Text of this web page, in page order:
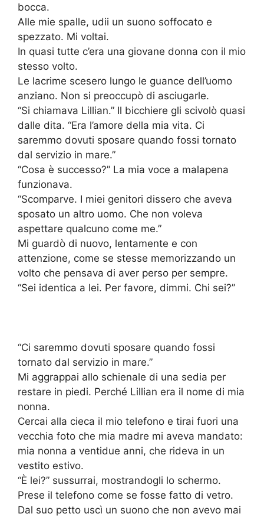
bocca.
Alle mie spalle, udii un suono soffocato e
spezzato. Mi voltai.
In quasi tutte c’era una giovane donna con il mio
stesso volto.
Le lacrime scesero lungo le guance dell’uomo
anziano. Non si preoccupò di asciugarle.
“Si chiamava Lillian.” Il bicchiere gli scivolò quasi
dalle dita. “Era l’amore della mia vita. Ci
saremmo dovuti sposare quando fossi tornato
dal servizio in mare.”
“Cosa è successo?” La mia voce a malapena
funzionava.
“Scomparve. I miei genitori dissero che aveva
sposato un altro uomo. Che non voleva
aspettare qualcuno come me.”
Mi guardò di nuovo, lentamente e con
attenzione, come se stesse memorizzando un
volto che pensava di aver perso per sempre.
“Sei identica a lei. Per favore, dimmi. Chi sei?”
“Ci saremmo dovuti sposare quando fossi
tornato dal servizio in mare.”
Mi aggrappai allo schienale di una sedia per
restare in piedi. Perché Lillian era il nome di mia
nonna.
Cercai alla cieca il mio telefono e tirai fuori una
vecchia foto che mia madre mi aveva mandato:
mia nonna a ventidue anni, che rideva in un
vestito estivo.
“È lei?” sussurrai, mostrandogli lo schermo.
Prese il telefono come se fosse fatto di vetro.
Dal suo petto uscì un suono che non avevo mai